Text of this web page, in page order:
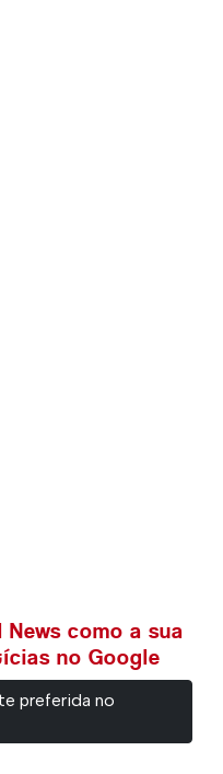
como a sua
no Google
preferida no